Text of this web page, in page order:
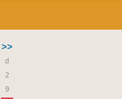
>>
d
2
9